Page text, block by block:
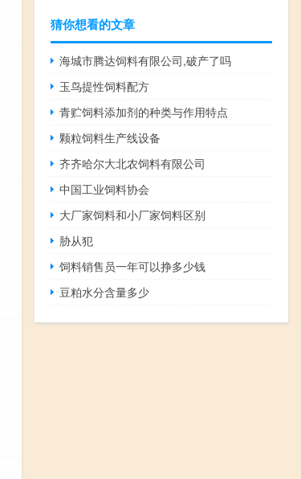
猜你想看的文章
海城市腾达饲料有限公司,破产了吗
玉鸟提性饲料配方
青贮饲料添加剂的种类与作用特点
颗粒饲料生产线设备
齐齐哈尔大北农饲料有限公司
中国工业饲料协会
大厂家饲料和小厂家饲料区别
胁从犯
饲料销售员一年可以挣多少钱
豆粕水分含量多少